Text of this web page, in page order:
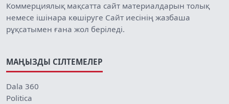
Коммерциялық мақсатта сайт материалдарын толық
немесе ішінара көшіруге Сайт иесінің жазбаша
рұқсатымен ғана жол беріледі.
МАҢЫЗДЫ СІЛТЕМЕЛЕР
Dala 360
Politica